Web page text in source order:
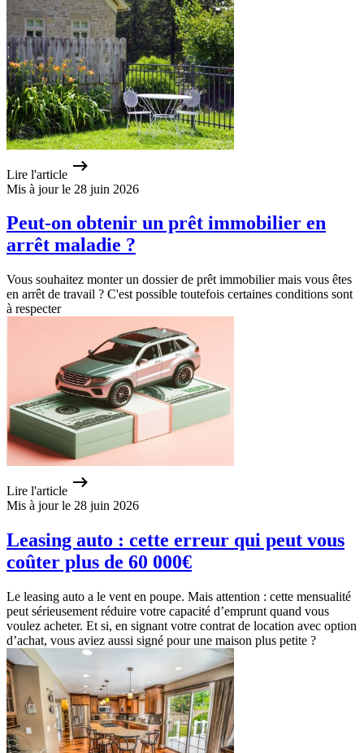
Lire l'article
Mis à jour le 28 juin 2026
Peut-on obtenir un prêt immobilier en
arrêt maladie ?
Vous souhaitez monter un dossier de prêt immobilier mais vous êtes
en arrêt de travail ? C'est possible toutefois certaines conditions sont
à respecter
Lire l'article
Mis à jour le 28 juin 2026
Leasing auto : cette erreur qui peut vous
coûter plus de 60 000€
Le leasing auto a le vent en poupe. Mais attention : cette mensualité
peut sérieusement réduire votre capacité d’emprunt quand vous
voulez acheter. Et si, en signant votre contrat de location avec option
d’achat, vous aviez aussi signé pour une maison plus petite ?